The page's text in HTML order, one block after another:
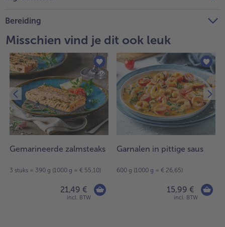
Bereiding
Misschien vind je dit ook leuk
Gemarineerde zalmsteaks
3 stuks = 390 g (1000 g = € 55,10)
21,49 €
incl. BTW
Garnalen in pittige saus
600 g (1000 g = € 26,65)
15,99 €
incl. BTW